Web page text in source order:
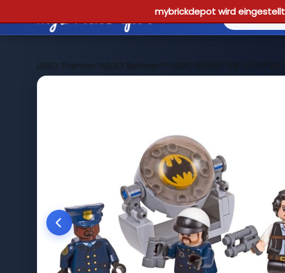
mybrickdepot wird
LEGO Themen >LEGO Batman™>LEGO 853651 THE LEGO®